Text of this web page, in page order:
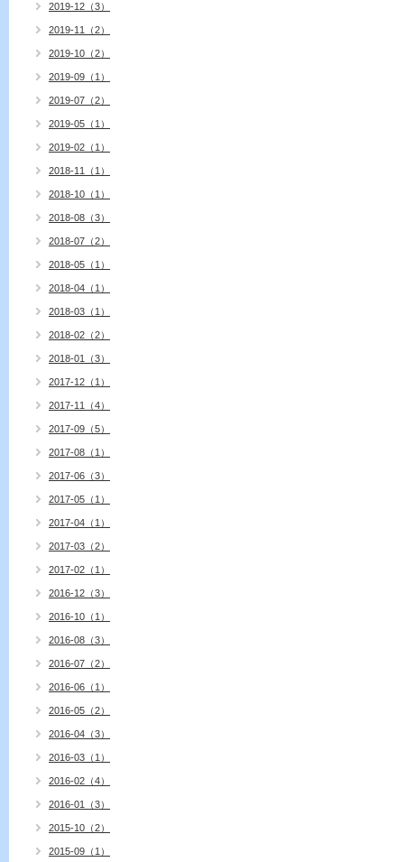
2019-12（3）
2019-11（2）
2019-10（2）
2019-09（1）
2019-07（2）
2019-05（1）
2019-02（1）
2018-11（1）
2018-10（1）
2018-08（3）
2018-07（2）
2018-05（1）
2018-04（1）
2018-03（1）
2018-02（2）
2018-01（3）
2017-12（1）
2017-11（4）
2017-09（5）
2017-08（1）
2017-06（3）
2017-05（1）
2017-04（1）
2017-03（2）
2017-02（1）
2016-12（3）
2016-10（1）
2016-08（3）
2016-07（2）
2016-06（1）
2016-05（2）
2016-04（3）
2016-03（1）
2016-02（4）
2016-01（3）
2015-10（2）
2015-09（1）